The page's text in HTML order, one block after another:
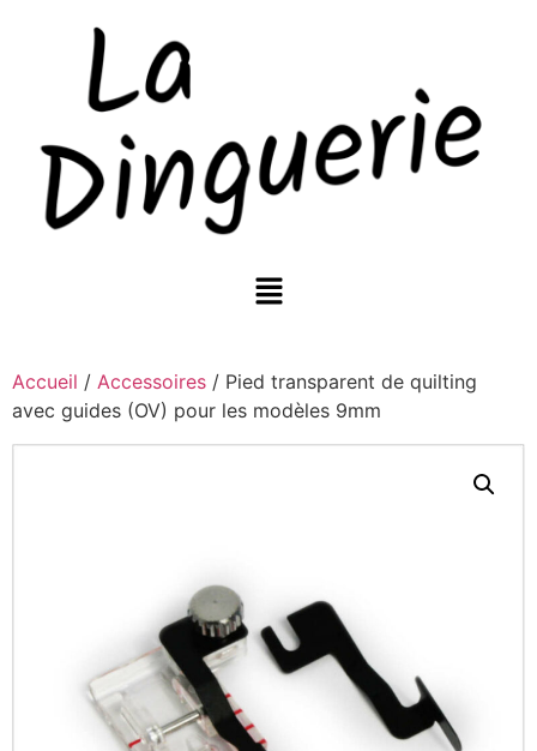
Accueil / Accessoires / Pied transparent de quilting
avec guides (OV) pour les modèles 9mm